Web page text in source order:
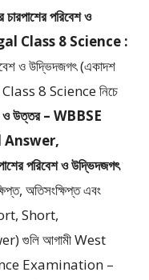
পরিবেশ ও
Class 8 Science :
ও উদ্ভিদজগৎ (একাদশ
Class 8 Scienceনিচে
ও উত্তর – WBBSE
Answer,
পরিবেশ ও উদ্ভিদজগৎ
অতিসংক্ষিপ্ত এবং
Short,
গুলি আগামী West
Examination –